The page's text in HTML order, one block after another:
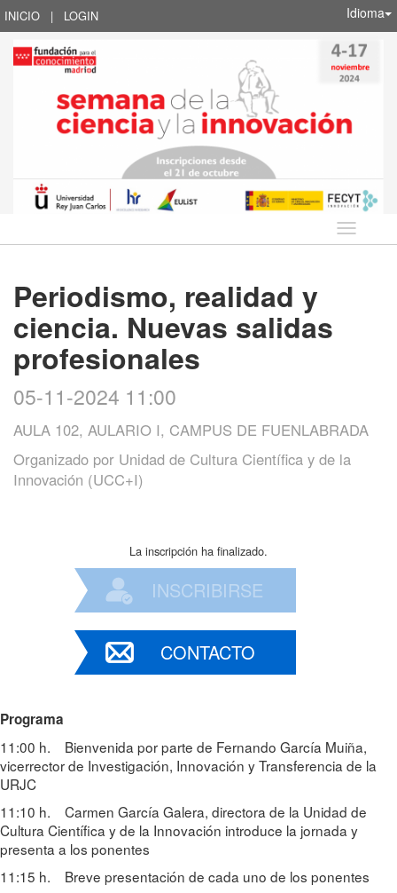
INICIO | LOGIN Idioma
Idioma
Periodismo, realidad y
ciencia. Nuevas salidas
profesionales
05-11-2024 11:00
AULA 102, AULARIO I, CAMPUS DE FUENLABRADA
Organizado por Unidad de Cultura Científica y de la
Innovación (UCC+I)
La inscripción ha finalizado.
INSCRIBIRSE
CONTACTO
Programa
11:00 h. Bienvenida por parte de Fernando García Muiña,
vicerrector de Investigación, Innovación y Transferencia de la
URJC
11:10 h. Carmen García Galera, directora de la Unidad de
Cultura Científica y de la Innovación introduce la jornada y
presenta a los ponentes
11:15 h. Breve presentación de cada uno de los ponentes